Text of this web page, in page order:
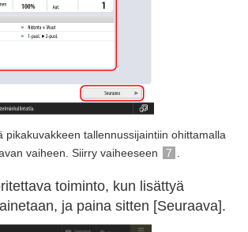
pikakuvakkeen tallennussijaintiin ohittamalla
vaiheen. Siirry vaiheeseen
7
toiminto, kun lisättyä
ja paina sitten [Seuraava].